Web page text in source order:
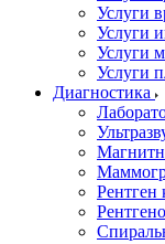
Услуги
Услуги
Услуги
Услуги
Диагностика
Рентген